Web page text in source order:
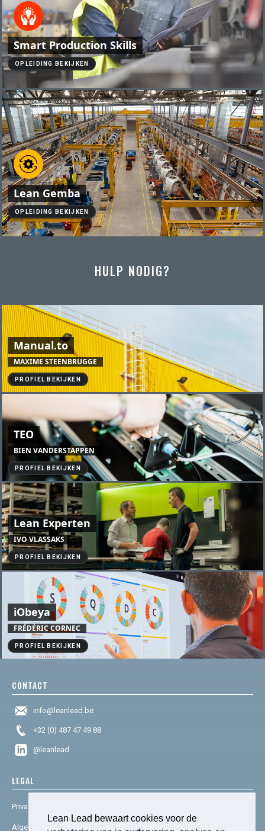
Lean Lead bewaart cookies voor de
Smart Production Skills
OPLEIDING BEKIJKEN
Lean Gemba
OPLEIDING BEKIJKEN
HULP NODIG?
Manual.to
MAXIME STEENBRUGGE
PROFIEL BEKIJKEN
TEO
BIEN VANDERSTAPPEN
PROFIEL BEKIJKEN
Lean Experten
IVO VLASSAKS
PROFIEL BEKIJKEN
iObeya
FRÉDÉRIC CORNEC
PROFIEL BEKIJKEN
CONTACT
info@leanlead.be
+32 (0) 487 47 49 88
@leanlead
LEGAL
Privacy & cookies
Algemene voorwaarden